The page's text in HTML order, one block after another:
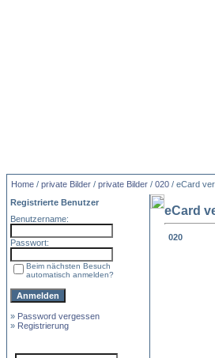
Home / private Bilder / private Bilder / 020 / eCard
Registrierte Benutzer
Benutzername:
Passwort:
Beim nächsten Besuch
automatisch anmelden?
» Password vergessen
» Registrierung
eCard
020